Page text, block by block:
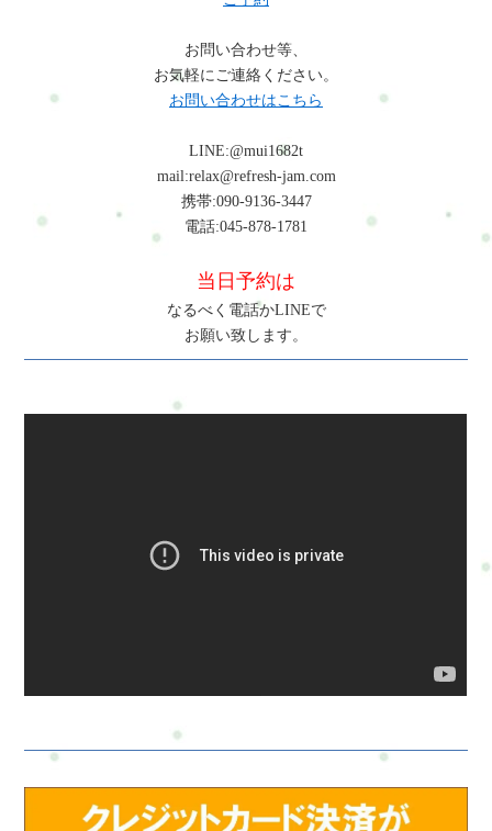
常のストレッチや体のケアを行い、筋肉のバランスを整えるこ
減にもつながります。初めての方はまずこちらへRefresh Jamー
ロードマップ◆ 安心できる施術を、1度体験してみるお申し込み
方法はこちら・ホットペッパービューティー…予約可・LINE公
予約可・minimo…予約可・誰でも使えるWEB予約…予約可※掲
載サイトによって料金やコースが違います。無理なく、安心し
て選んでくださいね。#ui-datepicker-div{z-index:10000
!important;}.ui-datepicker-calendar th,.ui-datepicker-calendar td{min-
month{height:2em !important;gap:5px;}span.del +
span.del{display:none !important;}お問合せ・ご予約フォーム内容
の確認以下の内容で送信します。よろしいですか？氏名必須メ
ールアドレス必須お問い合わせ内容必須お問い合わせ内容によ
ださい。プライバシーポリシーにご同意の上、お問い合わせ内
お問い合わせ等、
お気軽にご連絡ください。
お問い合わせはこちら
LINE:@mui1682t
mail:relax@refresh-jam.com
携帯:090-9136-3447
電話:045-878-1781
当日予約は
なるべく電話かLINEで
お願い致します。